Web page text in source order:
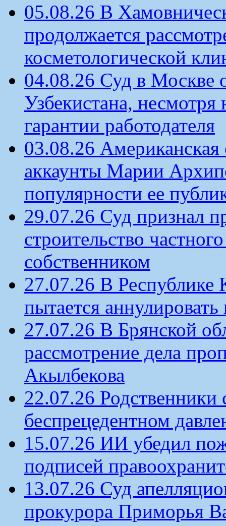
05.08.26 В
продолжается
косметологической
04.08.26 Суд в Москве
Узбекистана,
гарантии работодателя
03.08.26 Американская
аккаунты Марии
популярности ее
29.07.26 Суд признал
строительство
собственником
27.07.26 В
пытается аннулировать
27.07.26 В Брянской
рассмотрение дела
Акылбекова
22.07.26
беспрецедентном
15.07.26 ИИ убедил
подписей
13.07.26 Суд
прокурора Приморья